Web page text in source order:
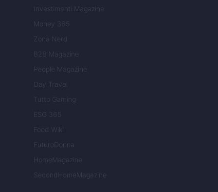
Investimenti Magazine
Money 365
Zona Nerd
B2B Magazine
People Magazine
Day Travel
Tutto Gaming
ESG 365
Food Wiki
FuturoDonna
HomeMagazine
SecondHomeMagazine